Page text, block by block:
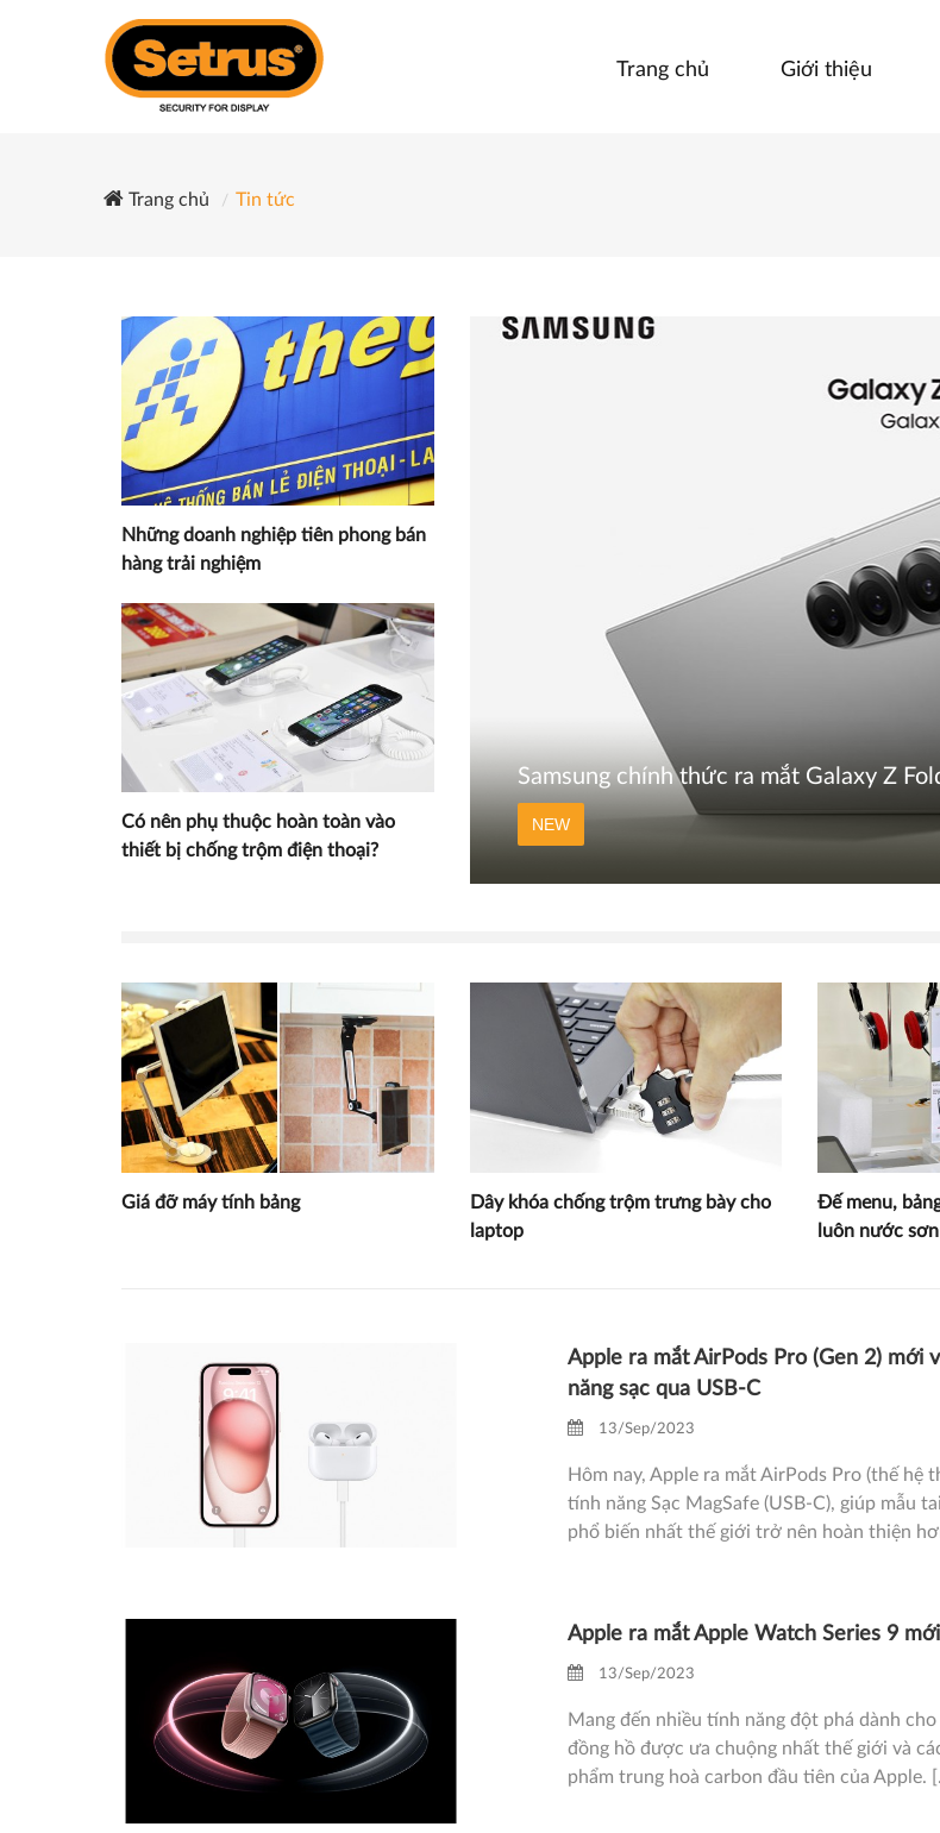
Trang chủ Giới thiệu
Trang chủ Tin tức
Những doanh nghiệp tiên phong bán
hàng trải nghiệm
Có nên phụ thuộc hoàn toàn vào
thiết bị chống trộm điện thoại?
Samsung chính thức ra mắt Galaxy Z
NEW
Giá đỡ máy tính bảng
Dây khóa chống trộm trưng bày cho
laptop
Đế menu,
luôn nước sơn
Apple ra mắt AirPods Pro (Gen 2) mới
năng sạc qua USB‐C
13/Sep/2023
Hôm nay, Apple ra mắt AirPods Pro (thế hệ
tính năng Sạc MagSafe (USB‐C), giúp mẫu
phổ biến nhất thế giới trở nên hoàn thiện
Apple ra mắt Apple Watch Series 9 mới
13/Sep/2023
Mang đến nhiều tính năng đột phá dành cho
đồng hồ được ưa chuộng nhất thế giới và
phẩm trung hoà carbon đầu tiên của Apple.